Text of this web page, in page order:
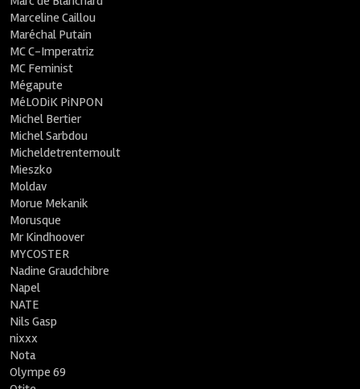
Marceline Caillou
Maréchal Putain
MC C-Imperatriz
MC Feminist
Mégapute
MéLODiK PiNPON
Michel Bertier
Michel Sarbdou
Micheldetrentemoult
Mieszko
Moldav
Morue Mekanik
Morusque
Mr Kindhoover
MYCOSTER
Nadine Graudchibre
Napel
NATE
Nils Gasp
nixxx
Nota
Olympe 69